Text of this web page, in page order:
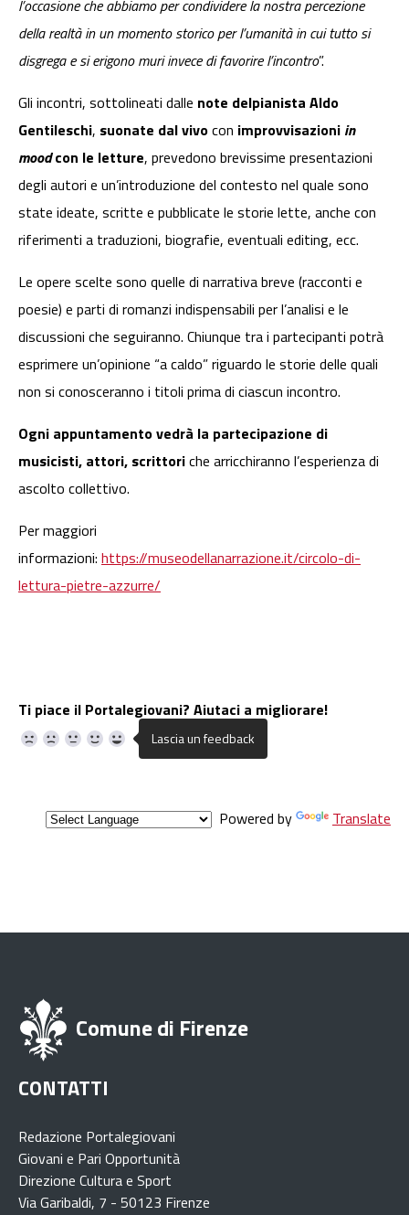
l’occasione che abbiamo per condividere la nostra percezione
della realtà in un momento storico per l’umanità in cui tutto si
disgrega e si erigono muri invece di favorire l’incontro”.
Gli incontri, sottolineati dalle note delpianista Aldo
Gentileschi, suonate dal vivocon improvvisazioni in
moodcon le letture, prevedono brevissime presentazioni
degli autori e un’introduzione del contesto nel quale sono
state ideate, scritte e pubblicate le storie lette, anche con
riferimenti a traduzioni, biografie, eventuali editing, ecc.
Le opere scelte sono quelle di narrativa breve (racconti e
poesie) e parti di romanzi indispensabili per l’analisi e le
discussioni che seguiranno. Chiunque tra i partecipanti potrà
esprimere un’opinione “a caldo” riguardo le storie delle quali
non si conosceranno i titoli prima di ciascun incontro.
Ogni appuntamento vedrà la partecipazione di
musicisti, attori, scrittoriche arricchiranno l’esperienza di
ascolto collettivo.
Per maggiori
informazioni: https://museodellanarrazione.it/circolo-di-
lettura-pietre-azzurre/
Ti piace il Portalegiovani? Aiutaci a migliorare!
Powered by Translate
Comune di Firenze
CONTATTI
Redazione Portalegiovani
Giovani e Pari Opportunità
Direzione Cultura e Sport
Via Garibaldi, 7 - 50123 Firenze